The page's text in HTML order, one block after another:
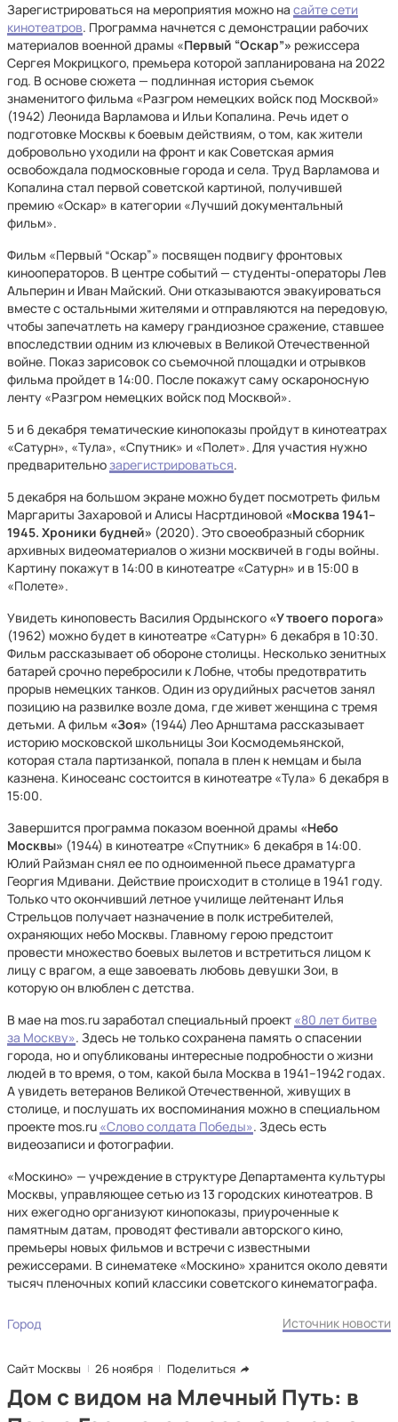
Зарегистрироваться на мероприятия можно на сайте сети
кинотеатров. Программа начнется с демонстрации рабочих
материалов военной драмы «Первый “Оскар”» режиссера
Сергея Мокрицкого, премьера которой запланирована на 2022
год. В основе сюжета — подлинная история съемок
знаменитого фильма «Разгром немецких войск под Москвой»
(1942) Леонида Варламова и Ильи Копалина. Речь идет о
подготовке Москвы к боевым действиям, о том, как жители
добровольно уходили на фронт и как Советская армия
освобождала подмосковные города и села. Труд Варламова и
Копалина стал первой советской картиной, получившей
премию «Оскар» в категории «Лучший документальный
фильм».
Фильм «Первый “Оскар”» посвящен подвигу фронтовых
кинооператоров. В центре событий — студенты-операторы Лев
Альперин и Иван Майский. Они отказываются эвакуироваться
вместе с остальными жителями и отправляются на передовую,
чтобы запечатлеть на камеру грандиозное сражение, ставшее
впоследствии одним из ключевых в Великой Отечественной
войне. Показ зарисовок со съемочной площадки и отрывков
фильма пройдет в 14:00. После покажут саму оскароносную
ленту «Разгром немецких войск под Москвой».
5 и 6 декабря тематические кинопоказы пройдут в кинотеатрах
«Сатурн», «Тула», «Спутник» и «Полет». Для участия нужно
предварительнозарегистрироваться.
5 декабря на большом экране можно будет посмотреть фильм
Маргариты Захаровой и Алисы Насртдиновой «Москва 1941–
1945. Хроники будней» (2020). Это своеобразный сборник
архивных видеоматериалов о жизни москвичей в годы войны.
Картину покажут в 14:00 в кинотеатре «Сатурн» и в 15:00 в
«Полете».
Увидеть киноповесть Василия Ордынского «У твоего порога»
(1962) можно будет в кинотеатре «Сатурн» 6 декабря в 10:30.
Фильм рассказывает об обороне столицы. Несколько зенитных
батарей срочно перебросили к Лобне, чтобы предотвратить
прорыв немецких танков. Один из орудийных расчетов занял
позицию на развилке возле дома, где живет женщина с тремя
детьми. А фильм «Зоя» (1944) Лео Арнштама рассказывает
историю московской школьницы Зои Космодемьянской,
которая стала партизанкой, попала в плен к немцам и была
казнена. Киносеанс состоится в кинотеатре «Тула» 6 декабря в
15:00.
Завершится программа показом военной драмы «Небо
Москвы» (1944) в кинотеатре «Спутник» 6 декабря в 14:00.
Юлий Райзман снял ее по одноименной пьесе драматурга
Георгия Мдивани. Действие происходит в столице в 1941 году.
Только что окончивший летное училище лейтенант Илья
Стрельцов получает назначение в полк истребителей,
охраняющих небо Москвы. Главному герою предстоит
провести множество боевых вылетов и встретиться лицом к
лицу с врагом, а еще завоевать любовь девушки Зои, в
которую он влюблен с детства.
В мае на mos.ru заработал специальный проект «80 лет битве
за Москву». Здесь не только сохранена память о спасении
города, но и опубликованы интересные подробности о жизни
людей в то время, о том, какой была Москва в 1941–1942 годах.
А увидеть ветеранов Великой Отечественной, живущих в
столице, и послушать их воспоминания можно в специальном
проекте mos.ru «Слово солдата Победы». Здесь есть
видеозаписи и фотографии.
«Москино» — учреждение в структуре Департамента культуры
Москвы, управляющее сетью из 13 городских кинотеатров. В
них ежегодно организуют кинопоказы, приуроченные к
памятным датам, проводят фестивали авторского кино,
премьеры новых фильмов и встречи с известными
режиссерами. В синематеке «Москино» хранится около девяти
тысяч пленочных копий классики советского кинематографа.
Город Источник новости
Сайт Москвы 26 ноября Поделиться
Дом с видом на Млечный Путь: в